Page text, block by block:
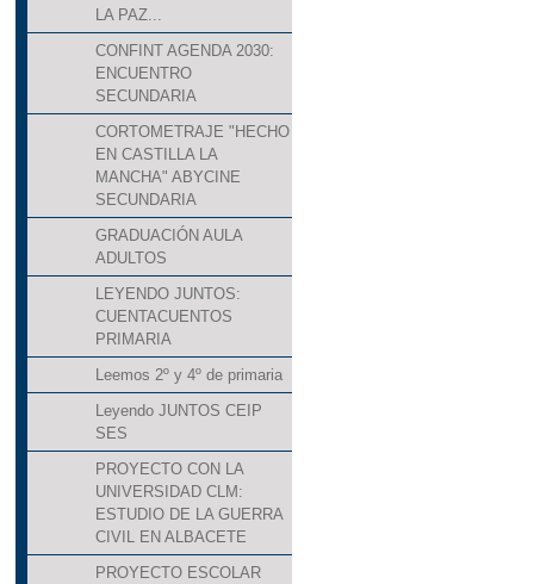
LA PAZ...
CONFINT AGENDA 2030:
ENCUENTRO
SECUNDARIA
CORTOMETRAJE "HECHO
EN CASTILLA LA
MANCHA" ABYCINE
SECUNDARIA
GRADUACIÓN AULA
ADULTOS
LEYENDO JUNTOS:
CUENTACUENTOS
PRIMARIA
Leemos 2º y 4º de primaria
Leyendo JUNTOS CEIP
SES
PROYECTO CON LA
UNIVERSIDAD CLM:
ESTUDIO DE LA GUERRA
CIVIL EN ALBACETE
PROYECTO ESCOLAR